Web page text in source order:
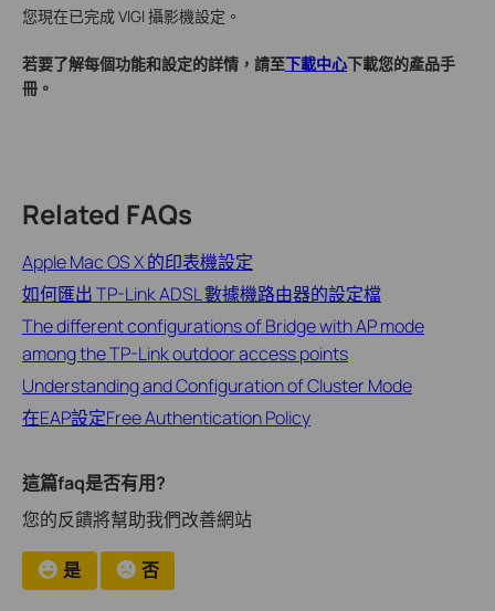
您現在已完成 VIGI 攝影機設定。
若要了解每個功能和設定的詳情，請至下載中心下載您的產品手
冊。
Related FAQs
Apple Mac OS X 的印表機設定
如何匯出 TP-Link ADSL 數據機路由器的設定檔
The different configurations of Bridge with AP mode
among the TP-Link outdoor access points
Understanding and Configuration of Cluster Mode
在EAP設定Free Authentication Policy
這篇faq是否有用?
您的反饋將幫助我們改善網站
是 否